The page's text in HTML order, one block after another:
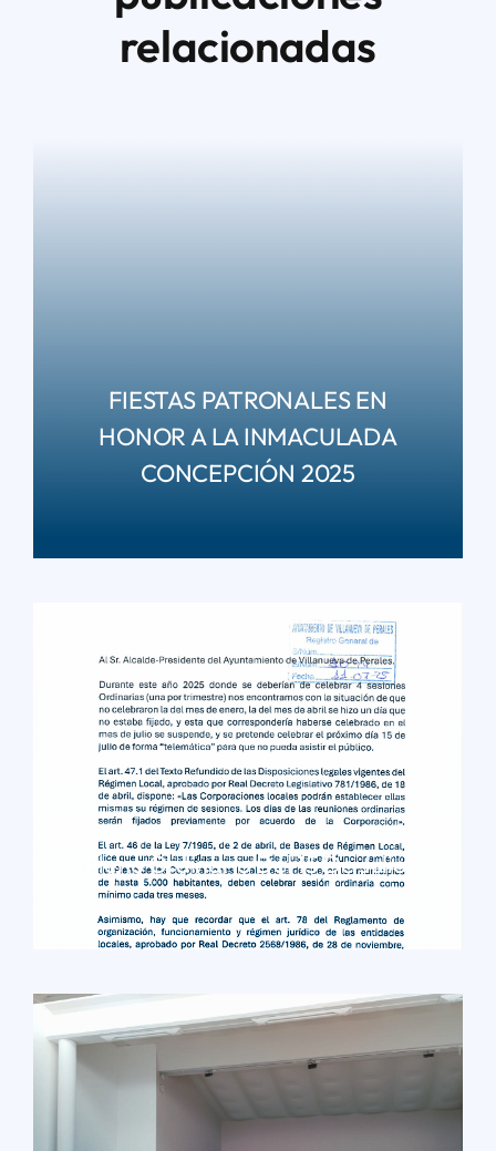
relacionadas
FIESTAS PATRONALES EN
HONOR A LA INMACULADA
CONCEPCIÓN 2025
Pleno Ordinario Del 15 De Julio
LEER MÁS